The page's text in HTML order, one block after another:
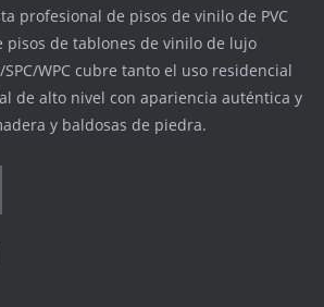
profesional de pisos de vinilo de PVC
pisos de tablones de vinilo de lujo
SPC/WPC cubre tanto el uso residencial
de alto nivel con apariencia auténtica y
y baldosas de piedra.